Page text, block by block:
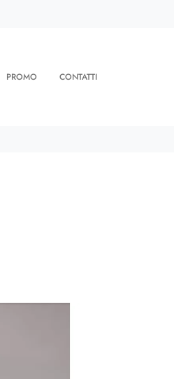
PROMO CONTATTI